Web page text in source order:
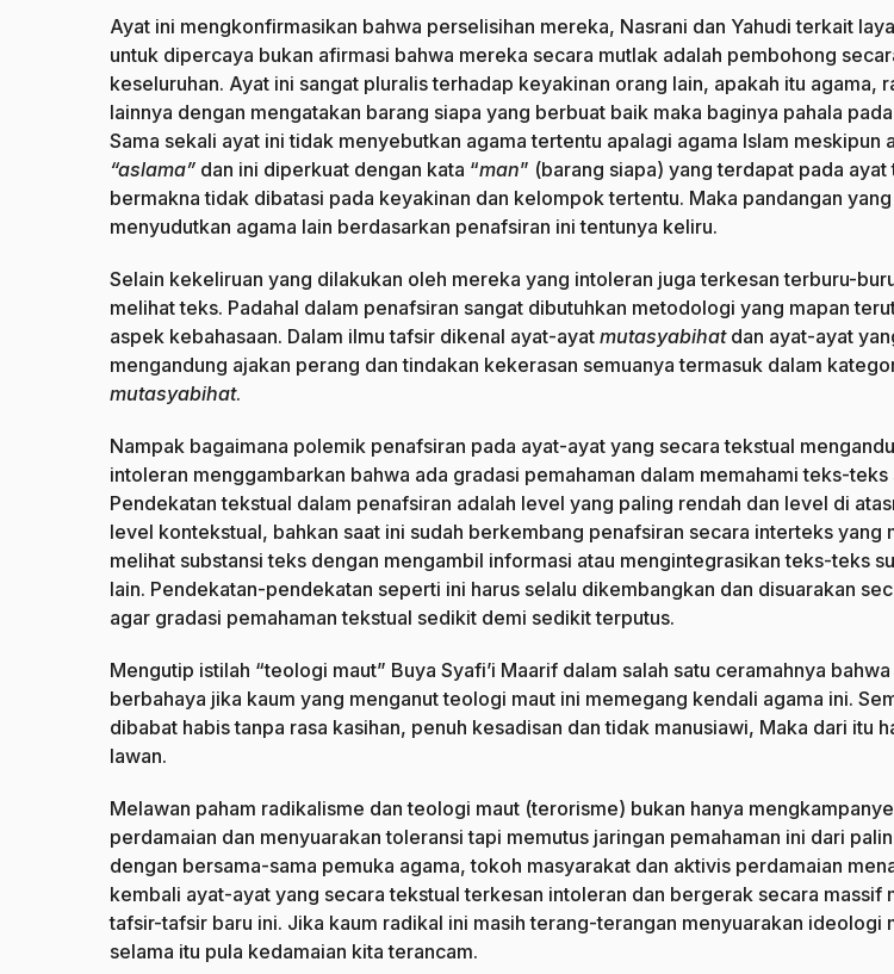
Ayat ini mengkonfirmasikan bahwa perselisihan mereka, Nasrani dan Yahudi terkait
untuk dipercaya bukan afirmasi bahwa mereka secara mutlak adalah pembohong
keseluruhan. Ayat ini sangat pluralis terhadap keyakinan orang lain, apakah itu agama,
lainnya dengan mengatakan barang siapa yang berbuat baik maka baginya pahala pada
Sama sekali ayat ini tidak menyebutkan agama tertentu apalagi agama Islam meskipun
“aslama” dan ini diperkuat dengan kata “man” (barang siapa) yang terdapat pada
bermakna tidak dibatasi pada keyakinan dan kelompok tertentu. Maka pandangan
menyudutkan agama lain berdasarkan penafsiran ini tentunya keliru.
Selain kekeliruan yang dilakukan oleh mereka yang intoleran juga terkesan terburu-
melihat teks. Padahal dalam penafsiran sangat dibutuhkan metodologi yang mapan
aspek kebahasaan. Dalam ilmu tafsir dikenal ayat-ayat mutasyabihatdan ayat-ayat
mengandung ajakan perang dan tindakan kekerasan semuanya termasuk dalam
mutasyabihat.
Nampak bagaimana polemik penafsiran pada ayat-ayat yang secara tekstual
intoleran menggambarkan bahwa ada gradasi pemahaman dalam memahami teks-teks
Pendekatan tekstual dalam penafsiran adalah level yang paling rendah dan level di
level kontekstual, bahkan saat ini sudah berkembang penafsiran secara interteks yang
melihat substansi teks dengan mengambil informasi atau mengintegrasikan teks-teks
lain. Pendekatan-pendekatan seperti ini harus selalu dikembangkan dan disuarakan
agar gradasi pemahaman tekstual sedikit demi sedikit terputus.
Mengutip istilah “teologi maut” Buya Syafi’i Maarif dalam salah satu ceramahnya
berbahaya jika kaum yang menganut teologi maut ini memegang kendali agama ini.
dibabat habis tanpa rasa kasihan, penuh kesadisan dan tidak manusiawi, Maka dari itu
lawan.
Melawan paham radikalisme dan teologi maut (terorisme) bukan hanya
perdamaian dan menyuarakan toleransi tapi memutus jaringan pemahaman ini dari
dengan bersama-sama pemuka agama, tokoh masyarakat dan aktivis perdamaian
kembali ayat-ayat yang secara tekstual terkesan intoleran dan bergerak secara massif
tafsir-tafsir baru ini. Jika kaum radikal ini masih terang-terangan menyuarakan ideologi
selama itu pula kedamaian kita terancam.